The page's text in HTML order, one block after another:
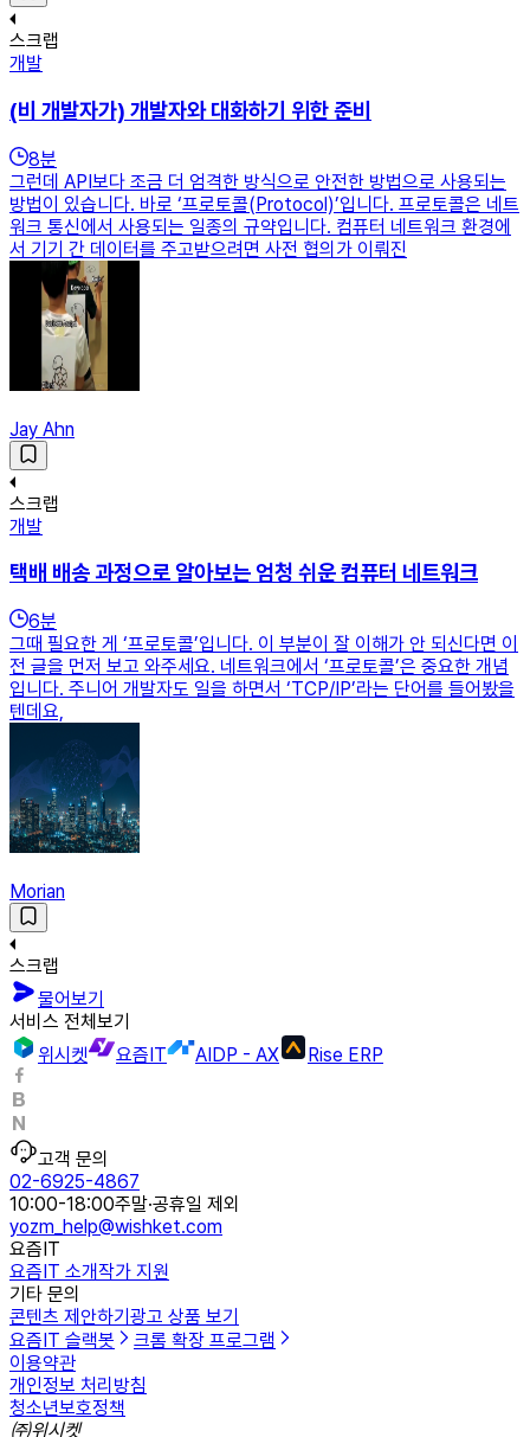
스크랩
개발
(비 개발자가) 개발자와 대화하기 위한 준비
8분
그런데 API보다 조금 더 엄격한 방식으로 안전한 방법으로 사용되는
방법이 있습니다. 바로 ‘프로토콜(Protocol)’입니다. 프로토콜은 네트
워크 통신에서 사용되는 일종의 규약입니다. 컴퓨터 네트워크 환경에
서 기기 간 데이터를 주고받으려면 사전 협의가 이뤄진
Jay Ahn
스크랩
개발
택배 배송 과정으로 알아보는 엄청 쉬운 컴퓨터 네트워크
6분
그때 필요한 게 ‘프로토콜’입니다. 이 부분이 잘 이해가 안 되신다면 이
전 글을 먼저 보고 와주세요. 네트워크에서 ‘프로토콜’은 중요한 개념
입니다. 주니어 개발자도 일을 하면서 ‘TCP/IP’라는 단어를 들어봤을
텐데요,
Morian
스크랩
물어보기
서비스 전체보기
위시켓
요즘IT AIDP - AX Rise ERP
고객 문의
02-6925-4867
10:00-18:00주말·공휴일 제외
yozm_help@wishket.com
요즘IT
요즘IT 소개작가 지원
기타 문의
콘텐츠 제안하기 광고 상품 보기
요즘IT 슬랙봇
크롬 확장 프로그램
이용약관
개인정보 처리방침
청소년보호정책
㈜위시켓